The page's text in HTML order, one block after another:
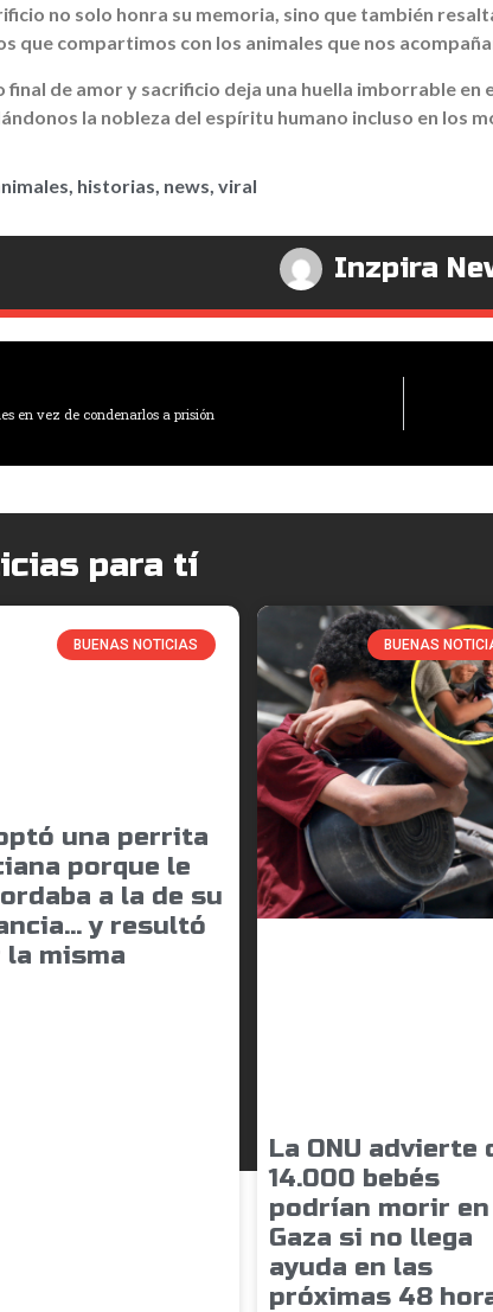
no solo honra su memoria, sino que también
que compartimos con los animales que nos
final de amor y sacrificio deja una huella imborrable en
la nobleza del espíritu humano incluso en los
, historias, news, viral
Inzpira
en vez de condenarlos a prisión
para tí
BUENAS NOTICIAS
una perrita
porque le
a la de su
y resultó
la misma
BUENAS
La ONU advierte
14.000 bebés
podrían morir en
Gaza si no llega
ayuda en las
próximas 48